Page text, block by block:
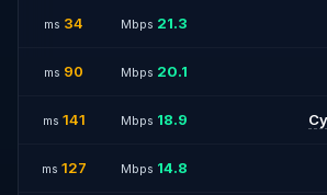
21.3
Mbps
34
ms
20.1
Mbps
90
ms
18.9
Mbps
141
ms
14.8
Mbps
127
ms